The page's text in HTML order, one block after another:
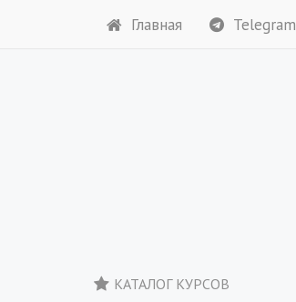
Главная Telegram
КАТАЛОГ КУРСОВ